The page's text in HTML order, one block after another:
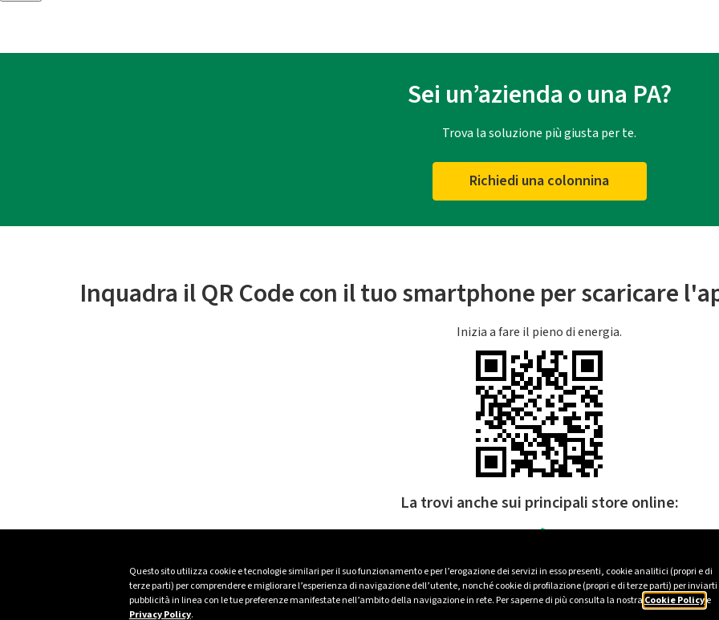
Questo sito utilizza cookie e tecnologie similari per il suo funzionamento e per l’erogazione dei servizi in esso presenti, cookie analitici (propri e di
terze parti) per comprendere e migliorare l’esperienza di navigazione dell’utente, nonché cookie di profilazione (propri e di terze parti) per inviarti
pubblicità in linea con le tue preferenze manifestate nell’ambito della navigazione in rete. Per saperne di più consulta la nostra Cookie Policye
Privacy Policy.
Sei un’azienda o una PA?
Trova la soluzione più giusta per te.
Richiedi una colonnina
Inquadra il QR Code con il tuo smartphone per scaricare
Inizia a fare il pieno di energia.
La trovi anche sui principali store online: